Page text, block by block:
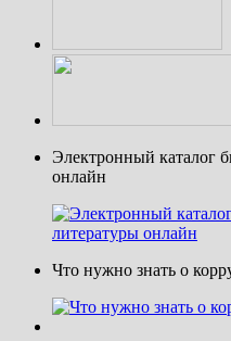
Электронный каталог
онлайн
Что нужно знать о